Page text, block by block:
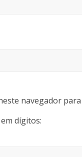
navegador
dígitos: